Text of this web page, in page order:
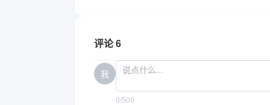
评论 6
我
0/500